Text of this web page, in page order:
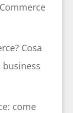
Cosa
come